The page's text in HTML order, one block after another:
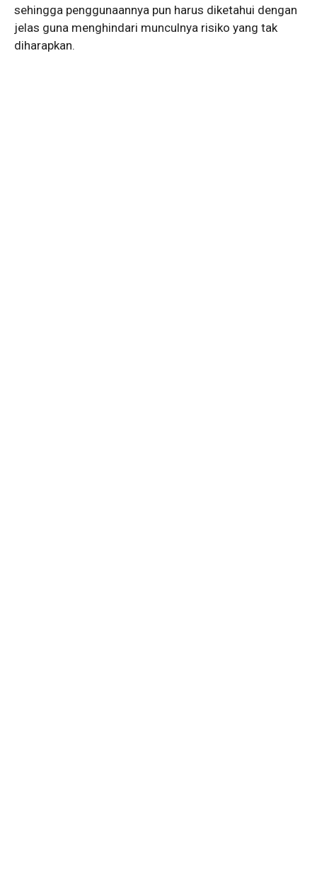
sehingga penggunaannya pun harus diketahui dengan
jelas guna menghindari munculnya risiko yang tak
diharapkan.